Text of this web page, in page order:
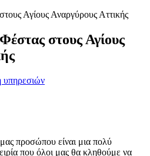
στους Αγίους
προσώπου είναι μια πολύ
που όλοι μας θα κληθούμε να